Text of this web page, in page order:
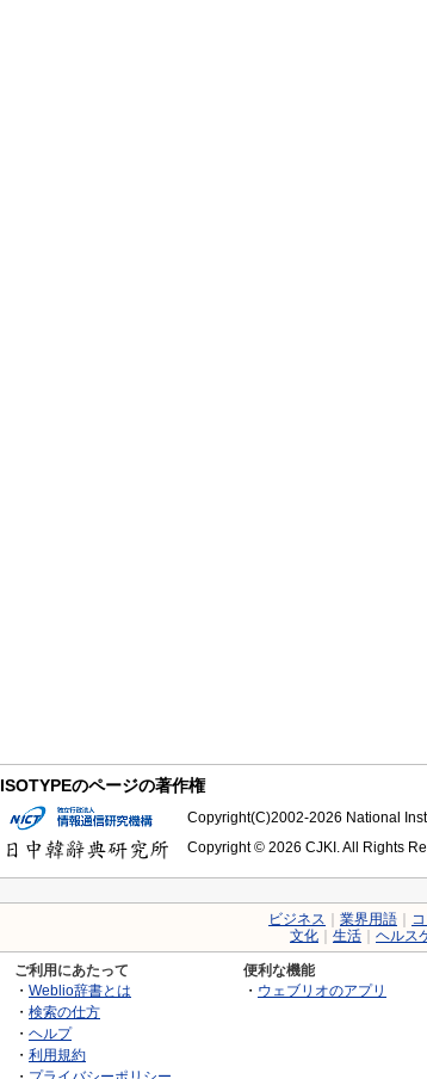
ISOTYPEのページの著作権
Copyright(C)2002-2026 National
Copyright © 2026 CJKI. All Rights
ビジネス 業界用語
文化
生活 ヘルス
ご利用にあたって
・ Weblio辞書とは
・ 検索の仕方
・ ヘルプ
・ 利用規約
便利な機能
・ ウェブリオのアプリ